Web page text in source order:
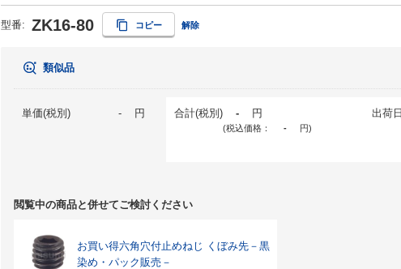
型番: ZK16-80 コピー 解除
類似品
単価(税別) - 円 合計(税別) - 円
(税込価格： - 円)
出荷日
閲覧中の商品と併せてご検討ください
お買い得六角穴付止めねじ くぼみ先－黒
染め・パック販売－